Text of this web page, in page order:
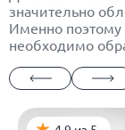
значительно
Именно поэтому
необходимо